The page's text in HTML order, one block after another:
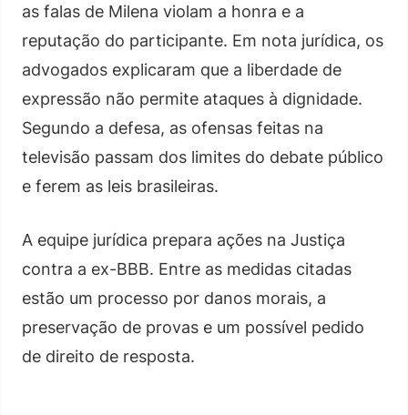
as falas de Milena violam a honra e a
reputação do participante. Em nota jurídica, os
advogados explicaram que a liberdade de
expressão não permite ataques à dignidade.
Segundo a defesa, as ofensas feitas na
televisão passam dos limites do debate público
e ferem as leis brasileiras.
A equipe jurídica prepara ações na Justiça
contra a ex-BBB. Entre as medidas citadas
estão um processo por danos morais, a
preservação de provas e um possível pedido
de direito de resposta.